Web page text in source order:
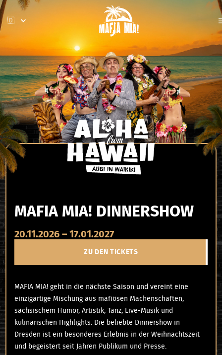
MAFIA MIA! DINNERSHOW
20.11.2026 – 17.01.2027
ZU DEN TICKETS
MAFIA MIA! geht in die nächste Saison und vereint eine
einzigartige Mischung aus mafiösen Machenschaften,
sächsischem Humor, Artistik, Tanz, Live-Musik und
kulinarischen Highlights. Die beliebte Dinnershow in
Dresden ist ein besonderes Erlebnis in der Weihnachtszeit
und begeistert seit Jahren Publikum und Presse.